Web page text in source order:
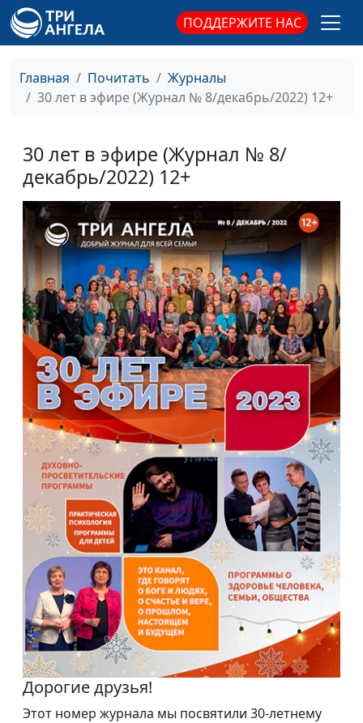
ПОДДЕРЖИТЕ НАС
Главная Почитать
Журналы
30 лет в эфире (Журнал № 8/декабрь/2022) 12+
30 лет в эфире (Журнал № 8/
декабрь/2022) 12+
Дорогие друзья!
Этот номер журнала мы посвятили 30-летнему